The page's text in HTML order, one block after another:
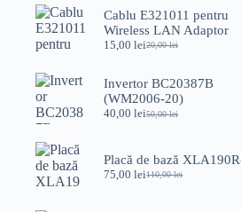
Cablu E321011 pentru
Wireless LAN Adaptor
20,00lei
Prețul
a
fost:
20,00 lei.
15,00leiPrețul
este:
15,00 lei.
Invertor BC20387B
(WM2006-20)
50,00lei
Prețul
fost:
50,00 lei.
40,00leiPrețul
40,00 lei.
Placă de bază
110,00lei
Prețul
75,00leiPrețul